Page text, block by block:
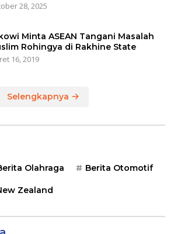
28, 2025
Minta ASEAN Tangani Masalah
Rohingya di Rakhine State
16, 2019
Selengkapnya
Olahraga Berita Otomotif
Zealand